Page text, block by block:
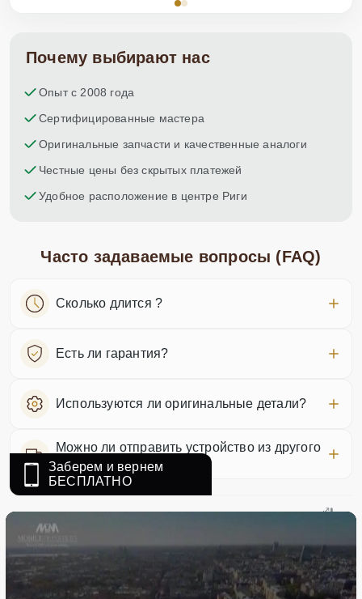
Почему выбирают нас
Опыт с 2008 года
Сертифицированные мастера
Оригинальные запчасти и качественные аналоги
Честные цены без скрытых платежей
Удобное расположение в центре Риги
Часто задаваемые вопросы (FAQ)
Сколько длится ?
Есть ли гарантия?
Используются ли оригинальные детали?
Можно ли отправить устройство из другого
города?
Заберем и вернем
БЕСПЛАТНО